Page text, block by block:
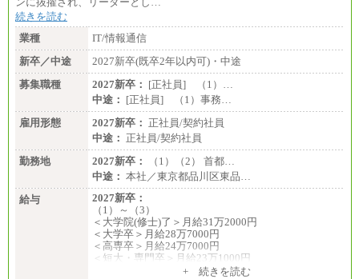
続きを読む
業種
IT/情報通信
新卒／中途
2027新卒(既卒2年以内可)・中途
募集職種
2027新卒： [正社員] （1）…
中途： [正社員] （1）事務…
雇用形態
2027新卒： 正社員/契約社員
中途： 正社員/契約社員
勤務地
2027新卒：
（1）（2） 首都…
中途： 本社／東京都品川区東品…
給与
2027新卒：
（1）～（3）
＜大学院(修士)了＞月給31万2000円
＜大学卒＞月給28万7000円
＜高専卒＞月給24万7000円
＜短大・専門卒＞月給23万1000円
+ 続きを読む